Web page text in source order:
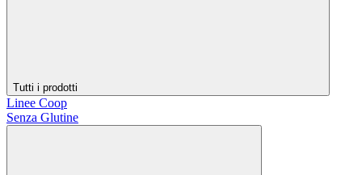
Tutti i prodotti
Linee Coop
Senza Glutine